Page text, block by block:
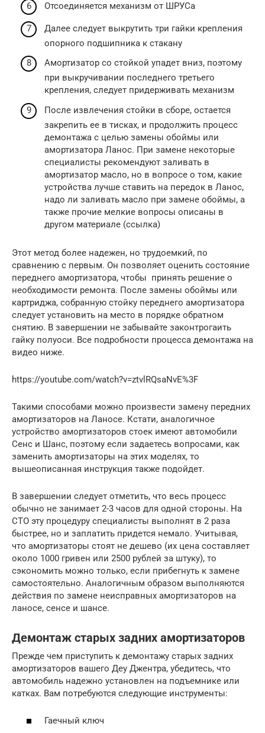
Отсоединяется механизм от ШРУСа
Далее следует выкрутить три гайки крепления
опорного подшипника к стакану
Амортизатор со стойкой упадет вниз, поэтому
при выкручивании последнего третьего
крепления, следует придерживать механизм
После извлечения стойки в сборе, остается
закрепить ее в тисках, и продолжить процесс
демонтажа с целью замены обоймы или
амортизатора Ланос. При замене некоторые
специалисты рекомендуют заливать в
амортизатор масло, но в вопросе о том, какие
устройства лучше ставить на передок в Ланос,
надо ли заливать масло при замене обоймы, а
также прочие мелкие вопросы описаны в
другом материале (ссылка)
Этот метод более надежен, но трудоемкий, по
сравнению с первым. Он позволяет оценить состояние
переднего амортизатора, чтобы принять решение о
необходимости ремонта. После замены обоймы или
картриджа, собранную стойку переднего амортизатора
следует установить на место в порядке обратном
снятию. В завершении не забывайте законтрогаить
гайку полуоси. Все подробности процесса демонтажа на
видео ниже.
https://youtube.com/watch?v=ztvlRQsaNvE%3F
Такими способами можно произвести замену передних
амортизаторов на Ланосе. Кстати, аналогичное
устройство амортизаторов стоек имеют автомобили
Сенс и Шанс, поэтому если задаетесь вопросами, как
заменить амортизаторы на этих моделях, то
вышеописанная инструкция также подойдет.
В завершении следует отметить, что весь процесс
обычно не занимает 2-3 часов для одной стороны. На
СТО эту процедуру специалисты выполнят в 2 раза
быстрее, но и заплатить придется немало. Учитывая,
что амортизаторы стоят не дешево (их цена составляет
около 1000 гривен или 2500 рублей за штуку), то
сэкономить можно только, если прибегнуть к замене
самостоятельно. Аналогичным образом выполняются
действия по замене неисправных амортизаторов на
ланосе, сенсе и шансе.
Демонтаж старых задних амортизаторов
Прежде чем приступить к демонтажу старых задних
амортизаторов вашего Деу Джентра, убедитесь, что
автомобиль надежно установлен на подъемнике или
катках. Вам потребуются следующие инструменты:
Гаечный ключ